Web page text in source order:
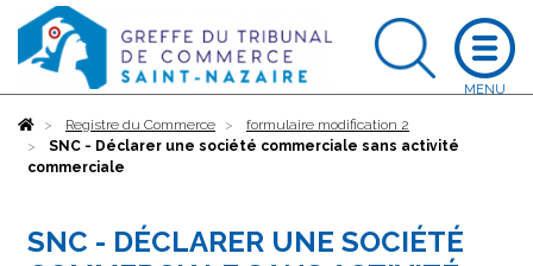
AccueilRegistre du Commerce
formulaire modification 2
SNC - Déclarer une société commerciale sans activité
commerciale
SNC - DÉCLARER UNE SOCIÉTÉ